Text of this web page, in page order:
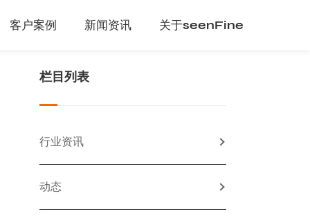
客户案例 新闻资讯 关于seenFine
栏目列表
行业资讯
动态